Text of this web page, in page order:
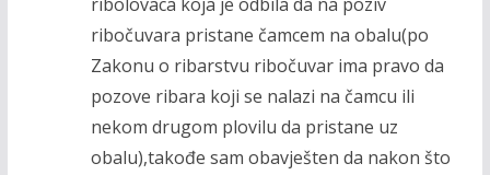
ribočuvara pristane čamcem na obalu(po
Zakonu o ribarstvu ribočuvar ima pravo da
pozove ribara koji se nalazi na čamcu ili
nekom drugom plovilu da pristane uz
obalu),takođe sam obavješten da nakon što